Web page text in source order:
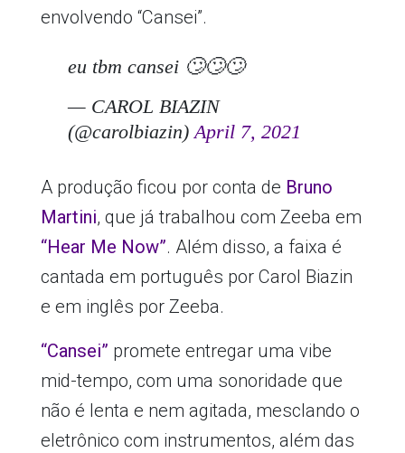
envolvendo “Cansei”.
eu tbm cansei 🙄🙄🙄
— CAROL BIAZIN
(@carolbiazin)April 7, 2021
A produção ficou por conta de Bruno
Martini, que já trabalhou com Zeeba em
“Hear Me Now”. Além disso, a faixa é
cantada em português por Carol Biazin
e em inglês por Zeeba.
“Cansei” promete entregar uma vibe
mid-tempo, com uma sonoridade que
não é lenta e nem agitada, mesclando o
eletrônico com instrumentos, além das